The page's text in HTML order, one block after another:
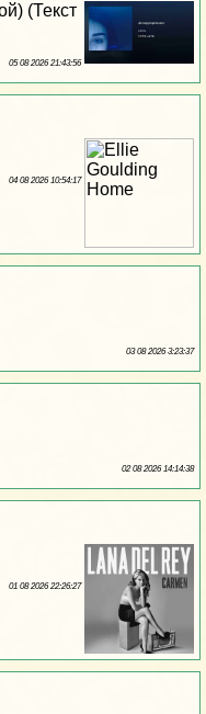
(Текст
05 08 2026 21:43:56
04 08 2026 10:54:17
03 08 2026 3:23:37
02 08 2026 14:14:38
01 08 2026 22:26:27